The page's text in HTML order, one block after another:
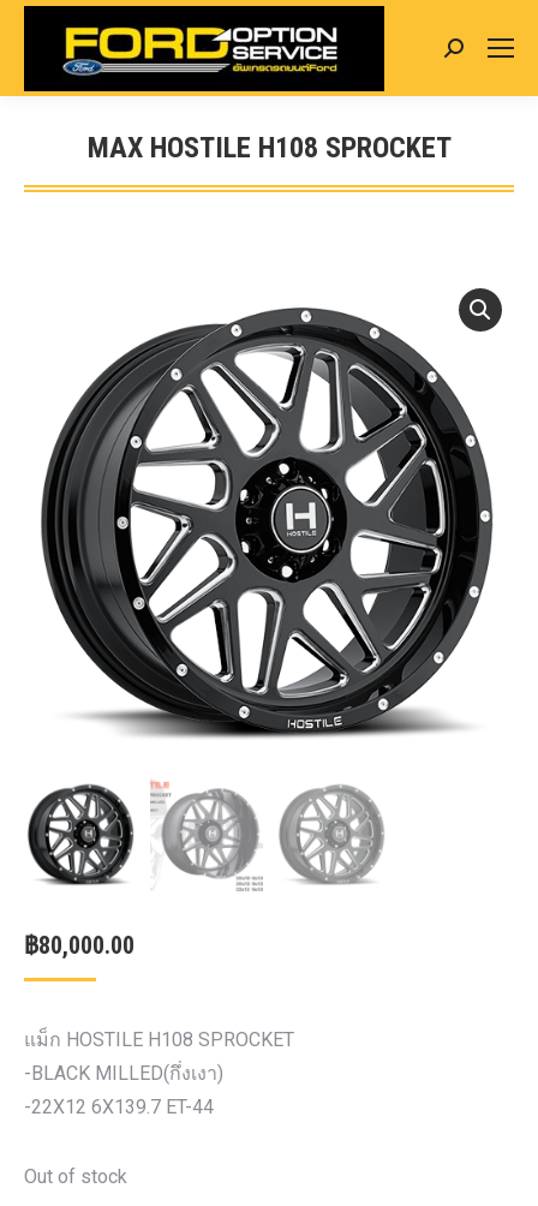
Search:
MAX HOSTILE H108 SPROCKET
You are here:
฿80,000.00
แม็ก HOSTILE H108 SPROCKET
-BLACK MILLED(กึ่งเงา)
-22X12 6X139.7 ET-44
Out of stock